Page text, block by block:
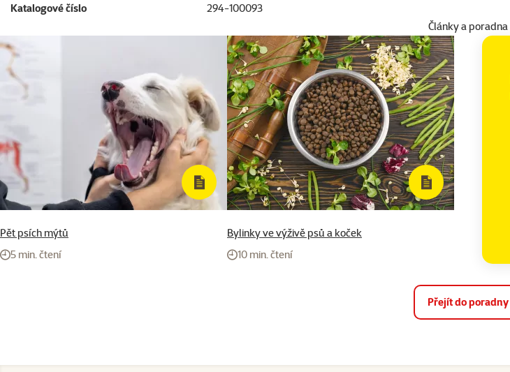
Katalogové číslo
294-100093
Články a poradna
Pět psích mýtů
5 min. čtení
Bylinky ve výživě psů a koček
10 min. čtení
Přejít do poradny